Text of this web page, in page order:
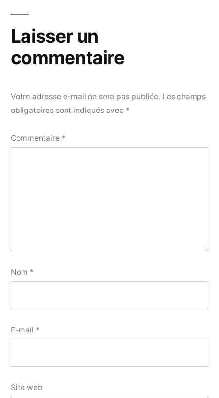
Laisser un
commentaire
Votre adresse e-mail ne sera pas publiée. Les champs
obligatoires sont indiqués avec *
Commentaire *
Nom *
E-mail *
Site web